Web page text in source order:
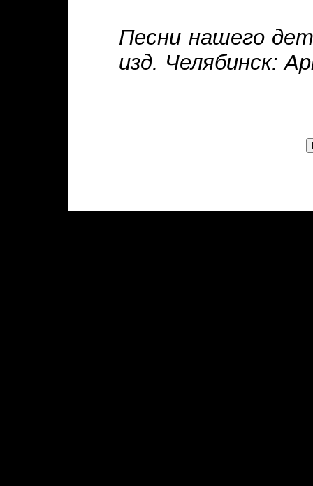
Песни нашего
изд. Челябинск: